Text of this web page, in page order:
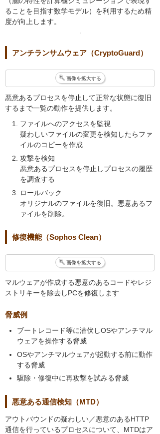
ることを目指す数学モデル）を利用するため精
度が向上します。
アンチランサムウェア（CryptoGuard）
画像を拡大する
悪意あるプロセスを停止して正常な状態に復旧
するまで一覧の動作を提供します。
ファイルへのアクセスを監視
疑わしいファイルの変更を検知したらファ
イルのコピーを作成
攻撃を検知
悪意あるプロセスを停止しプロセスの履歴
を調査する
ロールバック
オリジナルのファイルを復旧。悪意あるフ
ァイルを削除。
修復機能（Sophos Clean）
画像を拡大する
マルウェアが作成する悪意のあるコードやレジ
ストリキーを除去しPCを修復します
脅威例
ブートレコード等に潜伏しOSやアンチマル
ウェアを操作する脅威
OSやアンチマルウェアが起動する前に動作
する脅威
駆除・修復中に再攻撃を試みる脅威
悪意ある通信検知（MTD）
アウトバウンドの疑わしい／悪意のあるHTTP
通信を行っているプロセスについて、MTDはア